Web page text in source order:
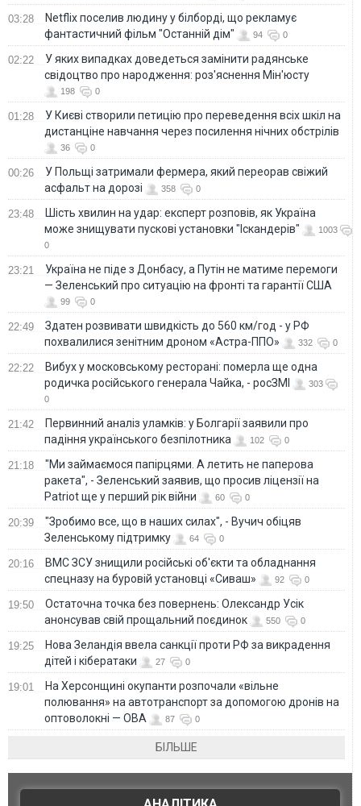
03:28
Netflix поселив людину у білборді, що рекламує
фантастичний фільм "Останній дім"
94 0
02:22
У яких випадках доведеться замінити радянське
свідоцтво про народження: роз'яснення Мін'юсту
198 0
01:28
У Києві створили петицію про переведення всіх шкіл на
дистанціне навчання через посилення нічних обстрілів
36 0
00:26
У Польщі затримали фермера, який переорав свіжий
асфальт на дорозі
358 0
23:48
Шість хвилин на удар: експерт розповів, як Україна
може знищувати пускові установки "Іскандерів"
1003
0
23:21
Україна не піде з Донбасу, а Путін не матиме перемоги
— Зеленський про ситуацію на фронті та гарантії США
99 0
22:49
Здатен розвивати швидкість до 560 км/год - у РФ
похвалилися зенітним дроном «Астра-ППО»
332 0
22:22
Вибух у московському ресторані: померла ще одна
родичка російського генерала Чайка, - росЗМІ
303
0
21:42
Первинний аналіз уламків: у Болгарії заявили про
падіння українського безпілотника
102 0
21:18
"Ми займаємося папірцями. А летить не паперова
ракета", - Зеленський заявив, що просив ліцензії на
Patriot ще у перший рік війни
60 0
20:39
"Зробимо все, що в наших силах", - Вучич обіцяв
Зеленському підтримку
64 0
20:16
ВМС ЗСУ знищили російські об'єкти та обладнання
спецназу на буровій установці «Сиваш»
92 0
19:50
Остаточна точка без повернень: Олександр Усік
анонсував свій прощальний поєдинок
550 0
19:25
Нова Зеландія ввела санкції проти РФ за викрадення
дітей і кібератаки
27 0
19:01
На Херсонщині окупанти розпочали «вільне
полювання» на автотранспорт за допомогою дронів на
оптоволокні — ОВА
87 0
БІЛЬШЕ